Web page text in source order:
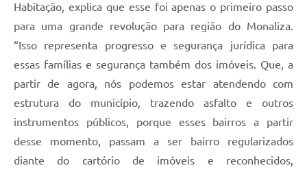
Habitação, explica que esse foi apenas o primeiro passo
para uma grande revolução para região do Monaliza.
“Isso representa progresso e segurança jurídica para
essas famílias e segurança também dos imóveis. Que, a
partir de agora, nós podemos estar atendendo com
estrutura do município, trazendo asfalto e outros
instrumentos públicos, porque esses bairros a partir
desse momento, passam a ser bairro regularizados
diante do cartório de imóveis e reconhecidos,